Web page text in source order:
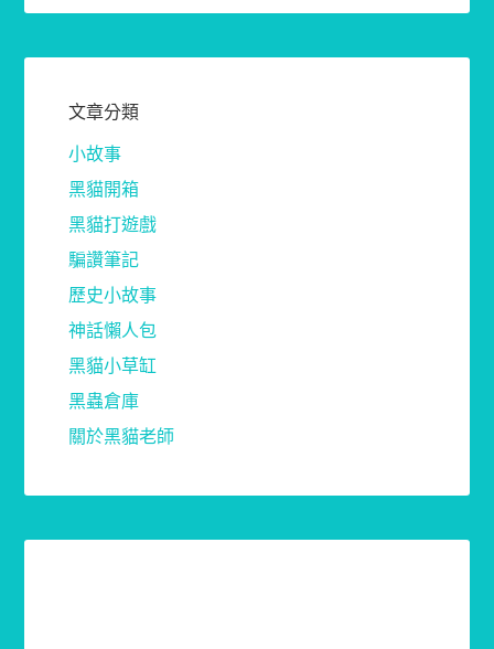
文章分類
小故事
黑貓開箱
黑貓打遊戲
騙讚筆記
歷史小故事
神話懶人包
黑貓小草缸
黑蟲倉庫
關於黑貓老師